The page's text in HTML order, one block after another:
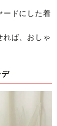
ードにした着
れば、おしゃ
デ